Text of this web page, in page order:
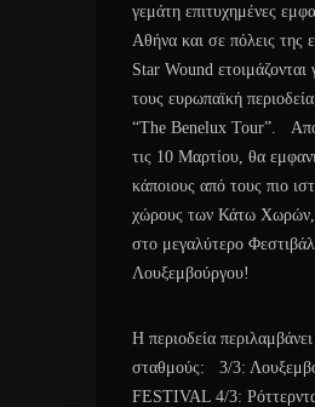
γεμάτη επιτυχημένες
Αθήνα και σε πόλεις της
Star Wound ετοιμάζονται
τους ευρωπαϊκή
“The Benelux Tour”.
τις 10 Μαρτίου, θα
κάποιους από τους πιο
χώρους των Κάτω Χωρών,
στο μεγαλύτερο
Λουξεμβούργου!
Η περιοδεία
σταθμούς: 3/3:
FESTIVAL 4/3: